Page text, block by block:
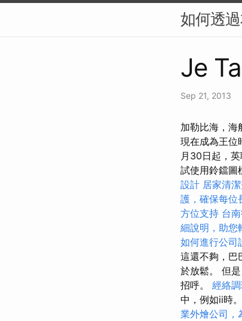
如何透
Je
Sep 21, 2013
加勒比海，海
現在成為王位
月30日起，
試使用鈴鐺圖
設計 居家清
護，確保每位
方位支持 台
細說明，助您
如何進行公司
這還不夠，巴
於放鬆。 但
招呼。 經絡
中，例如ii時。
業外燴公司，